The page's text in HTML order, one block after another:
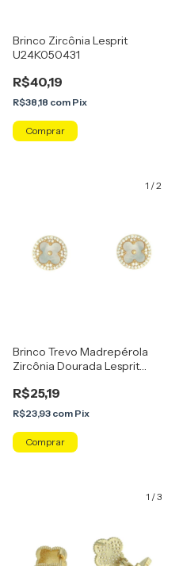
Brinco Zircônia Lesprit
U24K050431
R$40,19
R$38,18 com Pix
Comprar
1 /2
Brinco Trevo Madrepérola
Zircônia Dourada Lesprit
R$25,19
R$23,93 com Pix
1 /3